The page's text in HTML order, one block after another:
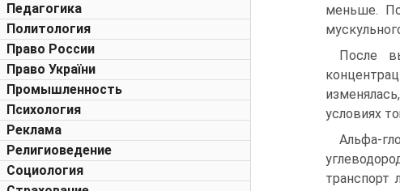
Педагогика
Политология
Право России
Право України
Промышленность
Психология
Реклама
Религиоведение
Социология
меньше.
После
условиях
Альфа-
транспорт